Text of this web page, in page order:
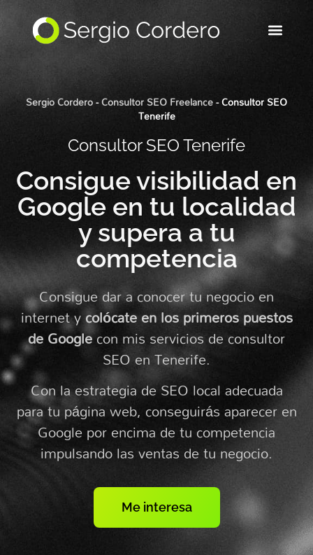
Sergio Cordero-Consultor SEO Freelance-Consultor SEO
Tenerife
Consultor SEO Tenerife
Consigue visibilidad en
Google en tu localidad
y supera a tu
competencia
Consigue dar a conocer tu negocio en
internet ycolócate en los primeros puestos
de Googlecon mis servicios de consultor
SEO en Tenerife.
Con la estrategia de SEO local adecuada
para tu página web, conseguirás aparecer en
Google por encima de tu competencia
impulsando las ventas de tu negocio.
Me interesa